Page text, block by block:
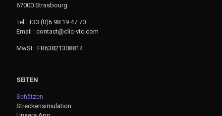
67000 Strasbourg
Tel : +33 (0)6 98 19 47 70
Email : contact@clic-vtc.com
MwSt : FR63821308814
SEITEN
Schätzen
Streckensimulation